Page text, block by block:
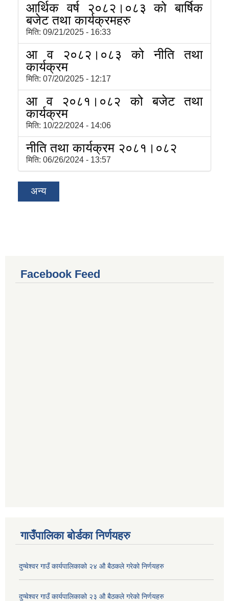
आर्थिक वर्ष २०८२।०८३ को बार्षिक
बजेट तथा कार्यक्रमहरु
मिति: 09/21/2025 - 16:33
आ व २०८२।०८३ को नीति तथा
कार्यक्रम
मिति: 07/20/2025 - 12:17
आ व २०८१।०८२ को बजेट तथा
कार्यक्रम
मिति: 10/22/2024 - 14:06
नीति तथा कार्यक्रम २०८१।०८२
मिति: 06/26/2024 - 13:57
अन्य
Facebook Feed
गाउँपालिका बोर्डका निर्णयहरु
दुप्चेश्वर गाउँ कार्यपालिकाको २४ औ बैठकले गरेको निर्णयहरु
दुप्चेश्वर गाउँ कार्यपालिकाको २३ औ बैठकले गरेको निर्णयहरु